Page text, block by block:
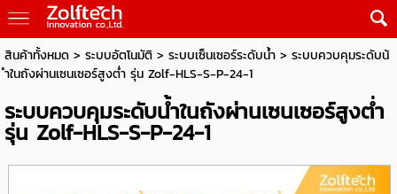
สินค้าทั้งหมด> ระบบอัตโนมัติ> ระบบเซ็นเซอร์ระดับน้ำ> ระบบควบคุมระดับน้
ำในถังผ่านเซนเซอร์สูงต่ำ รุ่น Zolf-HLS-S-P-24-1
ระบบควบคุมระดับน้ำในถังผ่านเซนเซอร์สูงต่ำ
รุ่น Zolf-HLS-S-P-24-1